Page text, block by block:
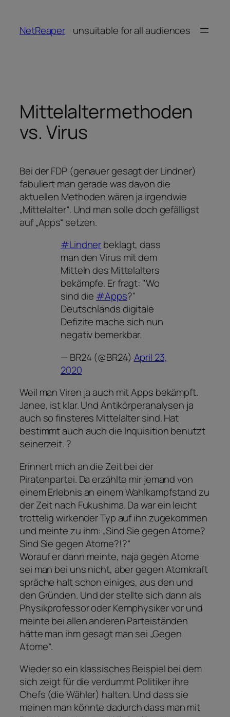
springen
NetReaper unsuitable for all audiences
Mittelaltermethoden
vs. Virus
Bei der FDP (genauer gesagt der Lindner)
fabuliert man gerade was davon die
aktuellen Methoden wären ja irgendwie
„Mittelalter“. Und man solle doch gefälligst
auf „Apps“ setzen.
#Lindnerbeklagt, dass
man den Virus mit dem
Mitteln des Mittelalters
bekämpfe. Er fragt: "Wo
sind die #Apps?"
Deutschlands digitale
Defizite mache sich nun
negativ bemerkbar.
— BR24 (@BR24) April 23,
2020
Weil man Viren ja auch mit Apps bekämpft.
Janee, ist klar. Und Antikörperanalysen ja
auch so finsteres Mittelalter sind. Hat
bestimmt auch auch die Inquisition benutzt
seinerzeit. ?
Erinnert mich an die Zeit bei der
Piratenpartei. Da erzählte mir jemand von
einem Erlebnis an einem Wahlkampfstand zu
der Zeit nach Fukushima. Da war ein leicht
trottelig wirkender Typ auf ihn zugekommen
und meinte zu ihm: „Sind Sie gegen Atome?
Sind Sie gegen Atome?!?“
Worauf er dann meinte, naja gegen Atome
sei man bei uns nicht, aber gegen Atomkraft
spräche halt schon einiges, aus den und
den Gründen. Und der stellte sich dann als
Physikprofessor oder Kernphysiker vor und
meinte bei allen anderen Parteiständen
hätte man ihm gesagt man sei „Gegen
Atome“.
Wieder so ein klassisches Beispiel bei dem
sich zeigt für die verdummt Politiker ihre
Chefs (die Wähler) halten. Und dass sie
meinen man könnte dadurch dass man mit